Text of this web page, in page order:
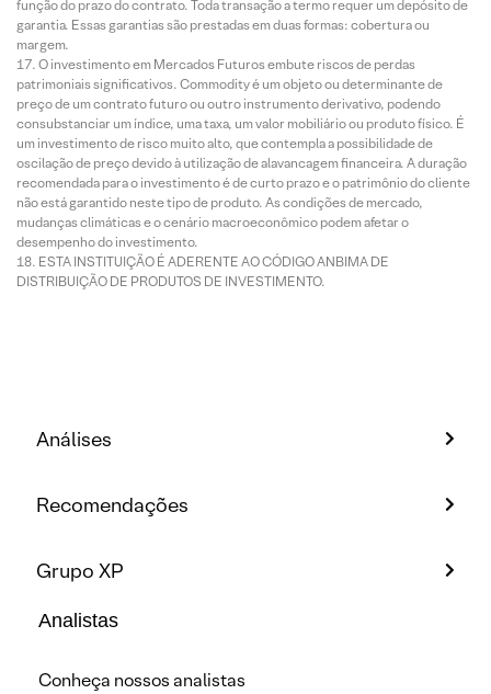
função do prazo do contrato. Toda transação a termo requer um depósito de
garantia. Essas garantias são prestadas em duas formas: cobertura ou
margem.
O investimento em Mercados Futuros embute riscos de perdas
patrimoniais significativos. Commodity é um objeto ou determinante de
preço de um contrato futuro ou outro instrumento derivativo, podendo
consubstanciar um índice, uma taxa, um valor mobiliário ou produto físico. É
um investimento de risco muito alto, que contempla a possibilidade de
oscilação de preço devido à utilização de alavancagem financeira. A duração
recomendada para o investimento é de curto prazo e o patrimônio do cliente
não está garantido neste tipo de produto. As condições de mercado,
mudanças climáticas e o cenário macroeconômico podem afetar o
desempenho do investimento.
ESTA INSTITUIÇÃO É ADERENTE AO CÓDIGO ANBIMA DE
DISTRIBUIÇÃO DE PRODUTOS DE INVESTIMENTO.
Análises
Recomendações
Grupo XP
Analistas
Conheça nossos analistas